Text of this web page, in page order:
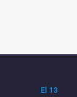
El 13